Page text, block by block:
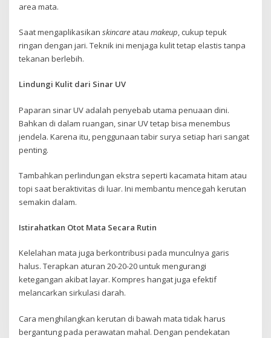
area mata.
Saat mengaplikasikanskincare ataumakeup, cukup tepuk
ringan dengan jari. Teknik ini menjaga kulit tetap elastis tanpa
tekanan berlebih.
Lindungi Kulit dari Sinar UV
Paparan sinar UV adalah penyebab utama penuaan dini.
Bahkan di dalam ruangan, sinar UV tetap bisa menembus
jendela. Karena itu, penggunaan tabir surya setiap hari sangat
penting.
Tambahkan perlindungan ekstra seperti kacamata hitam atau
topi saat beraktivitas di luar. Ini membantu mencegah kerutan
semakin dalam.
Istirahatkan Otot Mata Secara Rutin
Kelelahan mata juga berkontribusi pada munculnya garis
halus. Terapkan aturan 20-20-20 untuk mengurangi
ketegangan akibat layar. Kompres hangat juga efektif
melancarkan sirkulasi darah.
Cara menghilangkan kerutan di bawah mata tidak harus
bergantung pada perawatan mahal. Dengan pendekatan